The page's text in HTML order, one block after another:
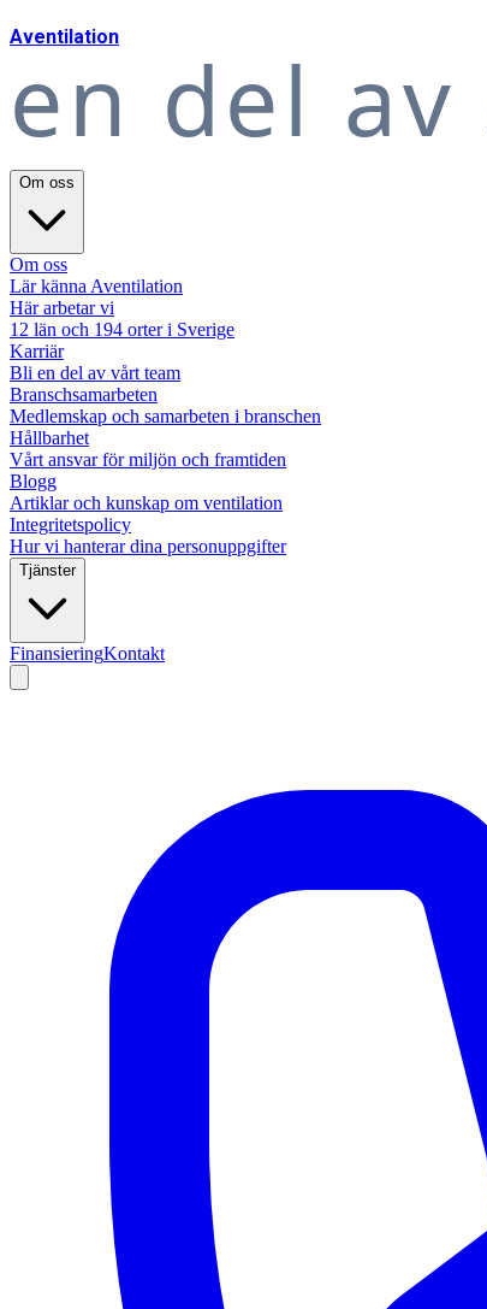
Aventilation
en del av
Om oss
Om oss
Lär känna Aventilation
Här arbetar vi
12 län och 194 orter i Sverige
Karriär
Bli en del av vårt team
Branschsamarbeten
Medlemskap och samarbeten i branschen
Hållbarhet
Vårt ansvar för miljön och framtiden
Blogg
Artiklar och kunskap om ventilation
Integritetspolicy
Hur vi hanterar dina personuppgifter
Tjänster
FinansieringKontakt